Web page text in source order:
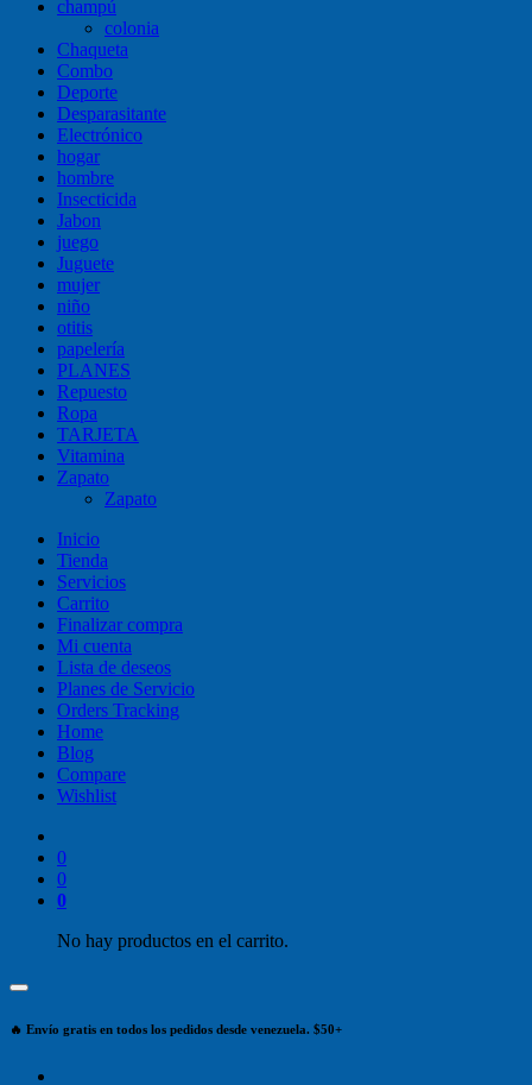
champú
colonia
Chaqueta
Combo
Deporte
Desparasitante
Electrónico
hogar
hombre
Insecticida
Jabon
juego
Juguete
mujer
niño
otitis
papelería
PLANES
Repuesto
Ropa
TARJETA
Vitamina
Zapato
Zapato
Inicio
Tienda
Servicios
Carrito
Finalizar compra
Mi cuenta
Lista de deseos
Planes de Servicio
Orders Tracking
Home
Blog
Compare
Wishlist
0
0
0
No hay productos en el carrito.
🔥 Envío gratis en todos los pedidos desde venezuela. $50+